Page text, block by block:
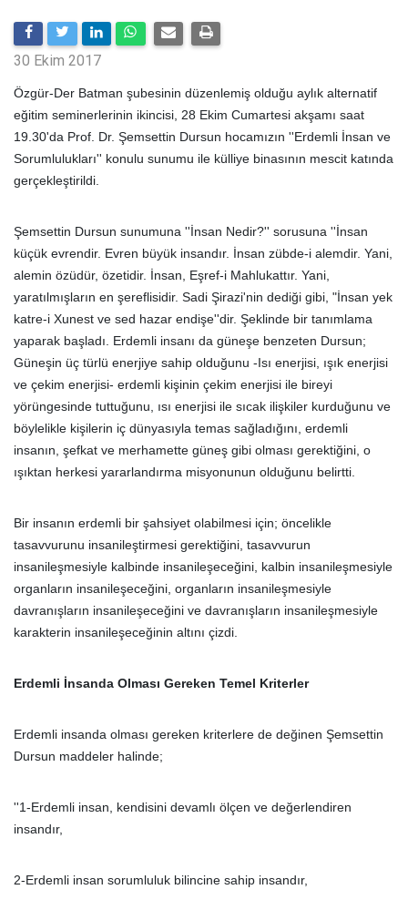
30 Ekim 2017
Özgür-Der Batman şubesinin düzenlemiş olduğu aylık alternatif
eğitim seminerlerinin ikincisi, 28 Ekim Cumartesi akşamı saat
19.30'da Prof. Dr. Şemsettin Dursun hocamızın ''Erdemli İnsan ve
Sorumlulukları'' konulu sunumu ile külliye binasının mescit katında
gerçekleştirildi.
Şemsettin Dursun sunumuna ''İnsan Nedir?'' sorusuna ''İnsan
küçük evrendir. Evren büyük insandır. İnsan zübde-i alemdir. Yani,
alemin özüdür, özetidir. İnsan, Eşref-i Mahlukattır. Yani,
yaratılmışların en şereflisidir. Sadi Şirazi'nin dediği gibi, "İnsan yek
katre-i Xunest ve sed hazar endişe''dir. Şeklinde bir tanımlama
yaparak başladı. Erdemli insanı da güneşe benzeten Dursun;
Güneşin üç türlü enerjiye sahip olduğunu -Isı enerjisi, ışık enerjisi
ve çekim enerjisi- erdemli kişinin çekim enerjisi ile bireyi
yörüngesinde tuttuğunu, ısı enerjisi ile sıcak ilişkiler kurduğunu ve
böylelikle kişilerin iç dünyasıyla temas sağladığını, erdemli
insanın, şefkat ve merhamette güneş gibi olması gerektiğini, o
ışıktan herkesi yararlandırma misyonunun olduğunu belirtti.
Bir insanın erdemli bir şahsiyet olabilmesi için; öncelikle
tasavvurunu insanileştirmesi gerektiğini, tasavvurun
insanileşmesiyle kalbinde insanileşeceğini, kalbin insanileşmesiyle
organların insanileşeceğini, organların insanileşmesiyle
davranışların insanileşeceğini ve davranışların insanileşmesiyle
karakterin insanileşeceğinin altını çizdi.
Erdemli İnsanda Olması Gereken Temel Kriterler
Erdemli insanda olması gereken kriterlere de değinen Şemsettin
Dursun maddeler halinde;
''1-Erdemli insan, kendisini devamlı ölçen ve değerlendiren
insandır,
2-Erdemli insan sorumluluk bilincine sahip insandır,